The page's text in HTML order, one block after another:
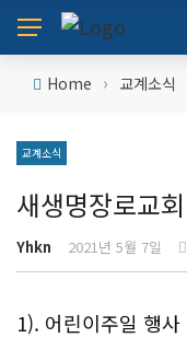
Home › 교계소식
교계소식
새생명장로교
Yhkn 2021년 5월 7일
1). 어린이주일 행사